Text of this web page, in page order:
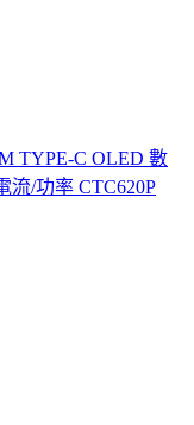
TYPE-C OLED 數
流/功率 CTC620P